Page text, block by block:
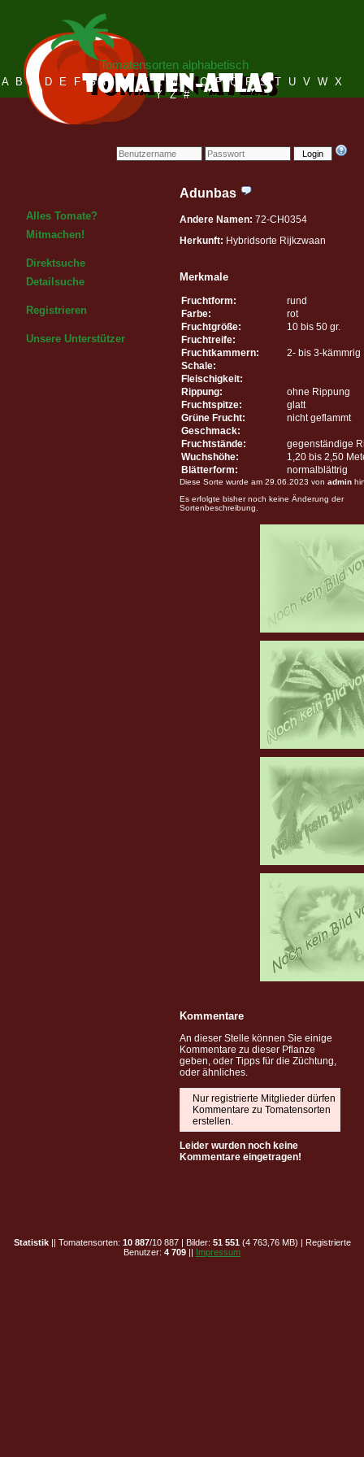
Login
Tomatensorten alphabetisch
A B C D E F G H I J K L M N O P Q R S T U V W X
Y Z #
Alles Tomate?
Mitmachen!
Direktsuche
Detailsuche
Registrieren
Unsere Unterstützer
Adunbas
Andere Namen: 72-CH0354
Herkunft: Hybridsorte Rijkzwaan
Merkmale
Fruchtform:
rund
Farbe:
rot
Fruchtgröße:
10 bis 50 gr.
Fruchtreife:
Fruchtkammern:
2- bis 3-kämmrig
Schale:
Fleischigkeit:
Rippung:
ohne Rippung
Fruchtspitze:
glatt
Grüne Frucht:
nicht geflammt
Geschmack:
Fruchtstände:
gegenständige
Wuchshöhe:
1,20 bis 2,50
Blätterform:
normalblättrig
Diese Sorte wurde am 29.06.2023 von admin
Es erfolgte bisher noch keine Änderung der
Sortenbeschreibung.
Kommentare
An dieser Stelle können Sie einige
Kommentare zu dieser Pflanze
geben, oder Tipps für die Züchtung,
oder ähnliches.
Nur registrierte Mitglieder dürfen
Kommentare zu Tomatensorten
erstellen.
Leider wurden noch keine
Kommentare eingetragen!
Statistik|| Tomatensorten: 10 887/10 887 | Bilder: 51 551 (4 763,76 MB) | Registrierte
Benutzer: 4 709 || Impressum